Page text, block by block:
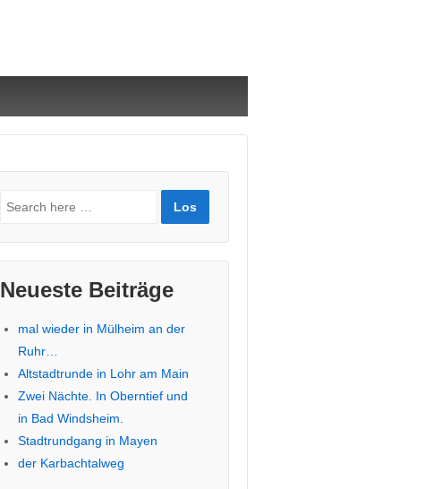
Suche
Neueste Beiträge
mal wieder in Mülheim an der
Ruhr…
Altstadtrunde in Lohr am Main
Zwei Nächte. In Oberntief und
in Bad Windsheim.
Stadtrundgang in Mayen
der Karbachtalweg